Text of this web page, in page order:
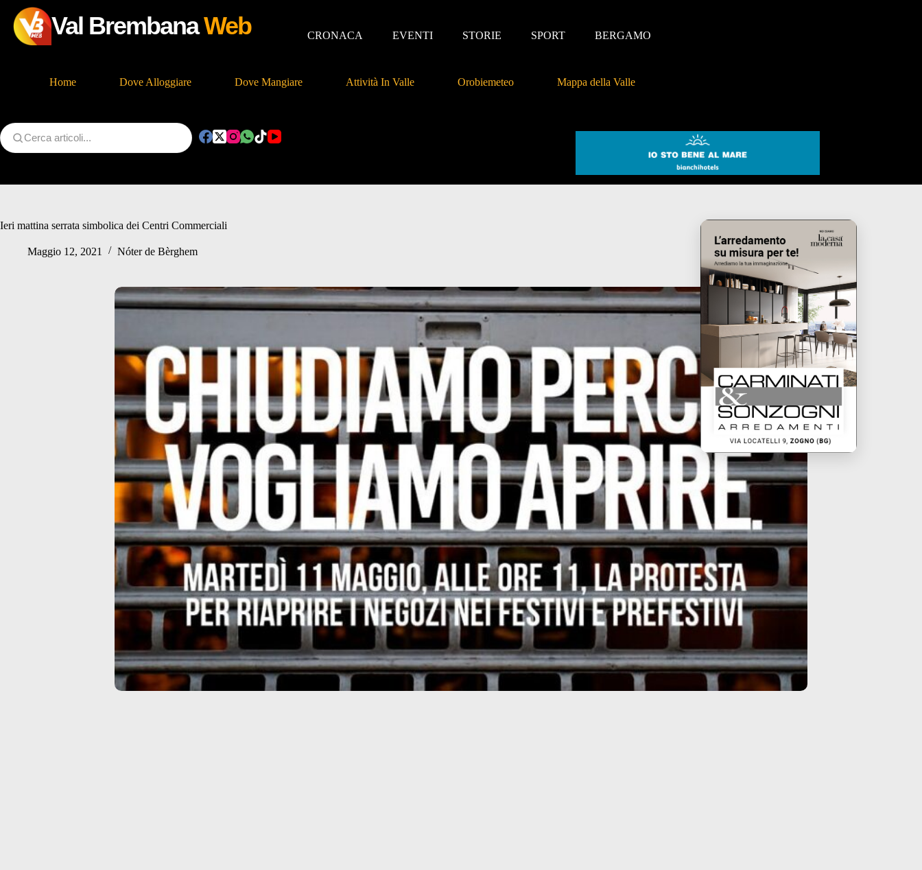
Val BrembanaWeb CRONACA EVENTI STORIE SPORT BERGAMO
Home Dove Alloggiare Dove Mangiare Attività In Valle Orobiemeteo Mappa della Valle
Ieri mattina serrata simbolica dei Centri Commerciali
Maggio 12, 2021 Nóter de Bèrghem